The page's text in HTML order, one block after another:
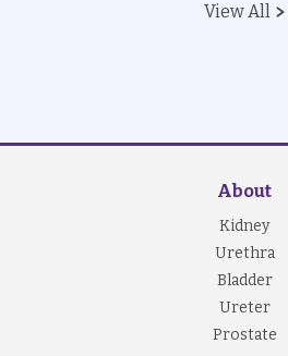
View All
About
Kidney
Urethra
Bladder
Ureter
Prostate